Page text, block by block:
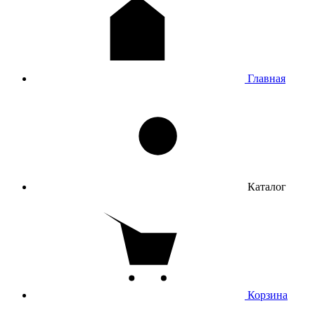
Apple Studio Display
Главная
Каталог
Корзина